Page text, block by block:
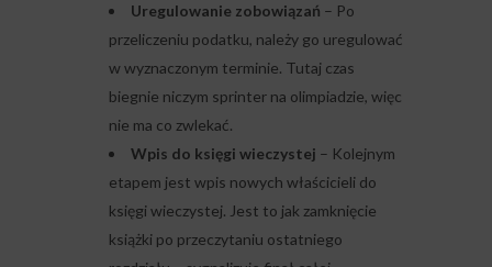
Uregulowanie zobowiązań – Po
przeliczeniu podatku, należy go uregulować
w wyznaczonym terminie. Tutaj czas
biegnie niczym sprinter na olimpiadzie, więc
nie ma co zwlekać.
Wpis do księgi wieczystej – Kolejnym
etapem jest wpis nowych właścicieli do
księgi wieczystej. Jest to jak zamknięcie
książki po przeczytaniu ostatniego